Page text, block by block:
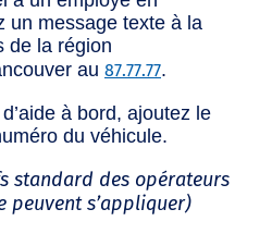
un message texte à la
de la région
au 87.77.77.
à bord, ajoutez le
du véhicule.
standard des opérateurs
peuvent s’appliquer)